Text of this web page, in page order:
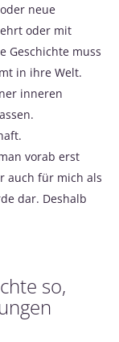
neue
oder mit
Geschichte muss
in ihre Welt.
inneren
vorab erst
auch für mich als
dar. Deshalb
so,